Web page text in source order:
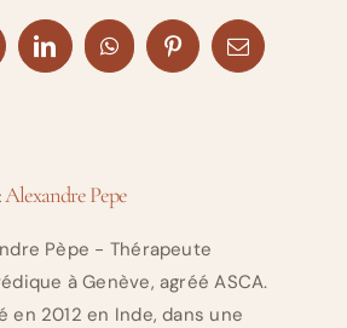
LinkedInWhatsAppPinterestEmail
Alexandre Pepe
Pèpe - Thérapeute
à Genève, agréé ASCA.
en 2012 en Inde, dans une